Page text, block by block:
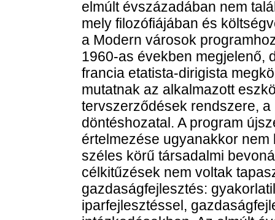
elmúlt évszázadában nem
mely filozófiájában és
a Modern városok
1960-as években megjelenő,
francia etatista-dirigista
mutatnak az alkalmazott
tervszerződések rendszere,
döntéshozatal. A program
értelmezése ugyanakkor
széles körű társadalmi
célkitűzések nem voltak
gazdaságfejlesztés:
iparfejlesztéssel,